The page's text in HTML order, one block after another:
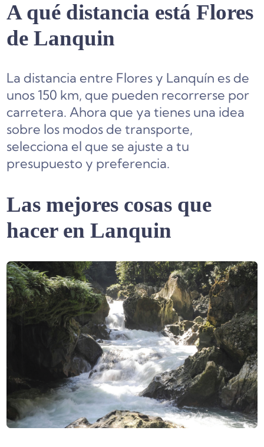
A qué distancia está Flores
de Lanquin
La distancia entre Flores y Lanquín es de
unos 150 km, que pueden recorrerse por
carretera. Ahora que ya tienes una idea
sobre los modos de transporte,
selecciona el que se ajuste a tu
presupuesto y preferencia.
Las mejores cosas que
hacer en Lanquin